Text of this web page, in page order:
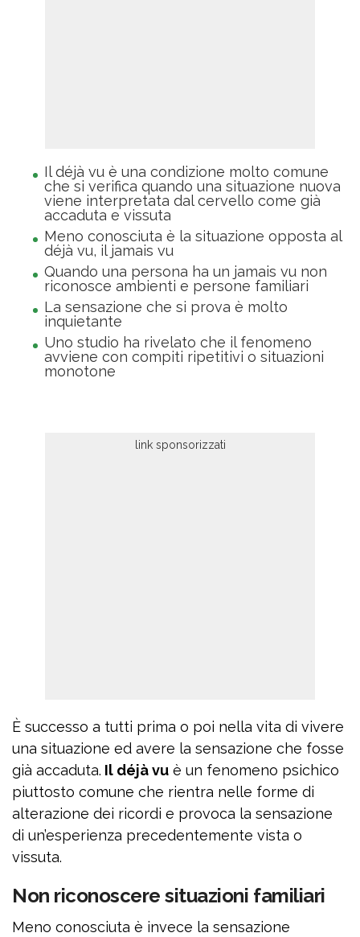
Il déjà vu è una condizione molto comune
che si verifica quando una situazione nuova
viene interpretata dal cervello come già
accaduta e vissuta
Meno conosciuta è la situazione opposta al
déjà vu, il jamais vu
Quando una persona ha un jamais vu non
riconosce ambienti e persone familiari
La sensazione che si prova è molto
inquietante
Uno studio ha rivelato che il fenomeno
avviene con compiti ripetitivi o situazioni
monotone
È successo a tutti prima o poi nella vita di vivere
una situazione ed avere la sensazione che fosse
già accaduta. Il déjà vu è un fenomeno psichico
piuttosto comune che rientra nelle forme di
alterazione dei ricordi e provoca la sensazione
di un’esperienza precedentemente vista o
vissuta.
Non riconoscere situazioni familiari
Meno conosciuta è invece la sensazione